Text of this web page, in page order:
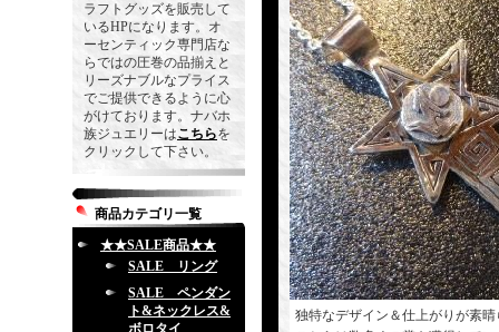
ラフトグッズを販売して
いるHPになります。オ
ーセンティック専門店な
らではの圧巻の品揃えと
リーズナブルなプライス
でご提供できるように心
がけております。ナバホ
族ジュエリーはこちらを
クリックして下さい。
商品カテゴリ一覧
★★SALE商品★★
SALE リング
SALE ペンダン
ト&ネックレス&
ボロタイ
独特なデザイン＆仕上がりが素